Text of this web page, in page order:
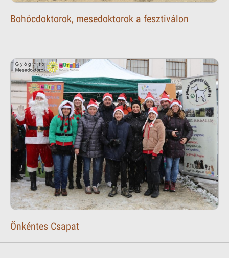
Bohócdoktorok, mesedoktorok a fesztiválon
Önkéntes Csapat